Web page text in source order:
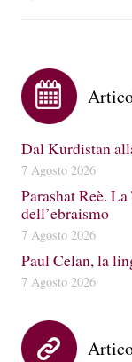
Dal Kurdistan
7 Agosto 2026
Parashat Reè.
dell’ebraismo
7 Agosto 2026
Paul Celan, la
7 Agosto 2026